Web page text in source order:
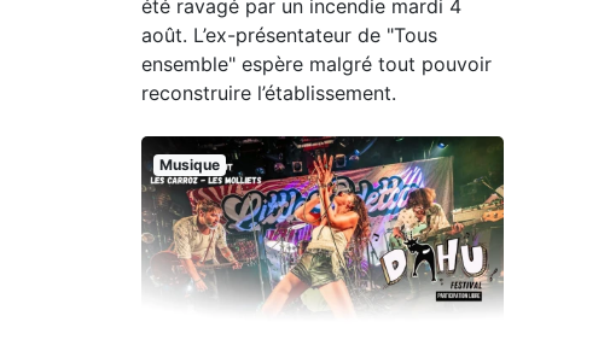
été ravagé par un incendie mardi 4
août. L’ex-présentateur de "Tous
ensemble" espère malgré tout pouvoir
reconstruire l’établissement.
Musique